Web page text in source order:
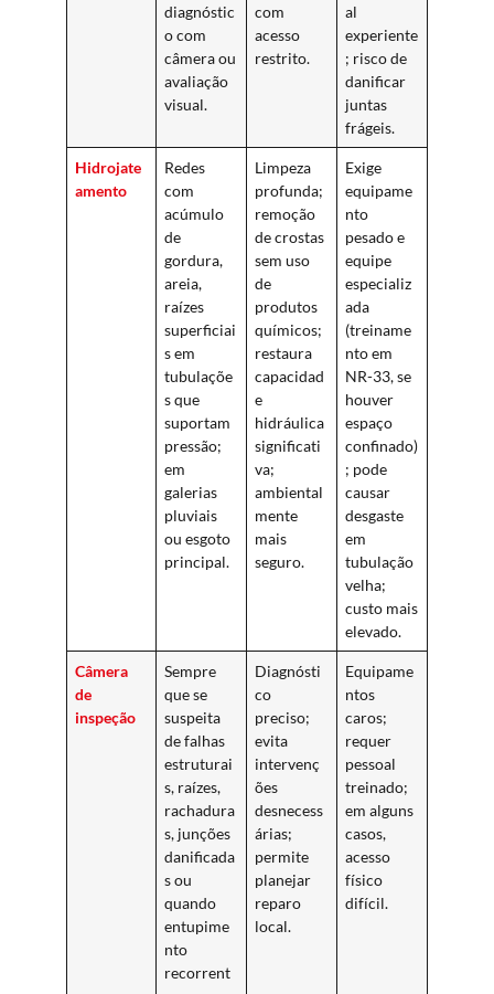
diagnóstic
o com
câmera ou
avaliação
visual.
com
acesso
restrito.
al
experiente
; risco de
danificar
juntas
frágeis.
Hidrojate
amento
Redes
com
acúmulo
de
gordura,
areia,
raízes
superficiai
s em
tubulaçõe
s que
suportam
pressão;
em
galerias
pluviais
ou esgoto
principal.
Limpeza
profunda;
remoção
de crostas
sem uso
de
produtos
químicos;
restaura
capacidad
e
hidráulica
significati
va;
ambiental
mente
mais
seguro.
Exige
equipame
nto
pesado e
equipe
especializ
ada
(treiname
nto em
NR-33, se
houver
espaço
confinado)
; pode
causar
desgaste
em
tubulação
velha;
custo mais
elevado.
Câmera
de
inspeção
Sempre
que se
suspeita
de falhas
estruturai
s, raízes,
rachadura
s, junções
danificada
s ou
quando
entupime
nto
recorrent
Diagnósti
co
preciso;
evita
intervenç
ões
desnecess
árias;
permite
planejar
reparo
local.
Equipame
ntos
caros;
requer
pessoal
treinado;
em alguns
casos,
acesso
físico
difícil.